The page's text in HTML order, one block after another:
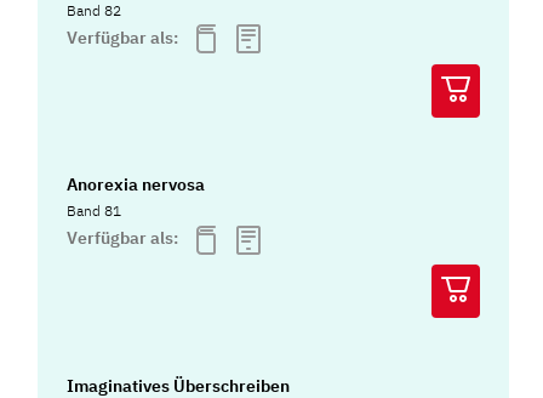
Band 82
Verfügbar als:
Anorexia nervosa
Band 81
Verfügbar als:
Imaginatives Überschreiben